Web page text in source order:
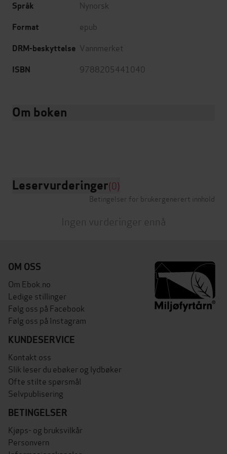
Språk Nynorsk
Format epub
DRM-beskyttelse Vannmerket
ISBN 9788205441040
Om boken
Leservurderinger(0)
Betingelser for brukergenerert innhold
Ingen vurderinger ennå
OM OSS
Om Ebok.no
Ledige stillinger
Følg oss på Facebook
Følg oss på Instagram
KUNDESERVICE
Kontakt oss
Slik leser du ebøker og lydbøker
Ofte stilte spørsmål
Selvpublisering
BETINGELSER
Kjøps- og bruksvilkår
Personvern